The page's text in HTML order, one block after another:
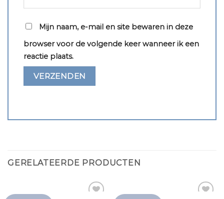
Mijn naam, e-mail en site bewaren in deze
browser voor de volgende keer wanneer ik een
reactie plaats.
GERELATEERDE PRODUCTEN